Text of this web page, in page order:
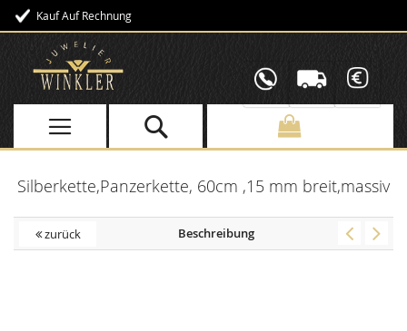
Kauf Auf Rechnung
Direkt
Inhalt
Silberkette,Panzerkette, 60cm ,15 mm breit,massiv
zurück Beschreibung